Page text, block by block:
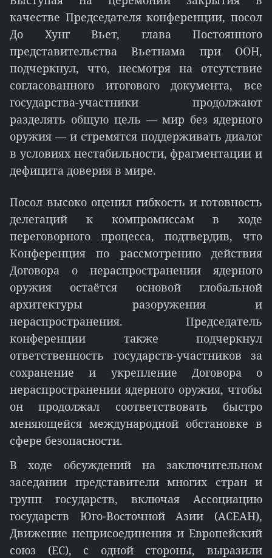
качестве Председателя конференции, посол
До Хунг Вьет, глава Постоянного
представительства Вьетнама при ООН,
подчеркнул, что, несмотря на отсутствие
согласованного итогового документа, все
государства-участники продолжают
разделять общую цель — мир без ядерного
оружия — и стремятся поддерживать диалог
в условиях нестабильности, фрагментации и
дефицита доверия в мире.
Посол высоко оценил гибкость и готовность
делегаций к компромиссам в ходе
переговорного процесса, подтвердив, что
Конференция по рассмотрению действия
Договора о нераспространении ядерного
оружия остаётся основой глобальной
архитектуры разоружения и
нераспространения. Председатель
конференции также подчеркнул
ответственность государств-участников за
сохранение и укрепление Договора о
нераспространении ядерного оружия, чтобы
он продолжал соответствовать быстро
меняющейся международной обстановке в
сфере безопасности.
В ходе обсуждений на заключительном
заседании представители многих стран и
групп государств, включая Ассоциацию
государств Юго-Восточной Азии (АСЕАН),
Движение неприсоединения и Европейский
союз (ЕС), с одной стороны, выразили